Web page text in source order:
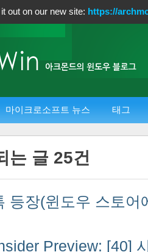
out on our new site: https://
마이크로소프트 뉴스 태그
는 글 25건
등장(윈도우 스토어
Preview: [40]